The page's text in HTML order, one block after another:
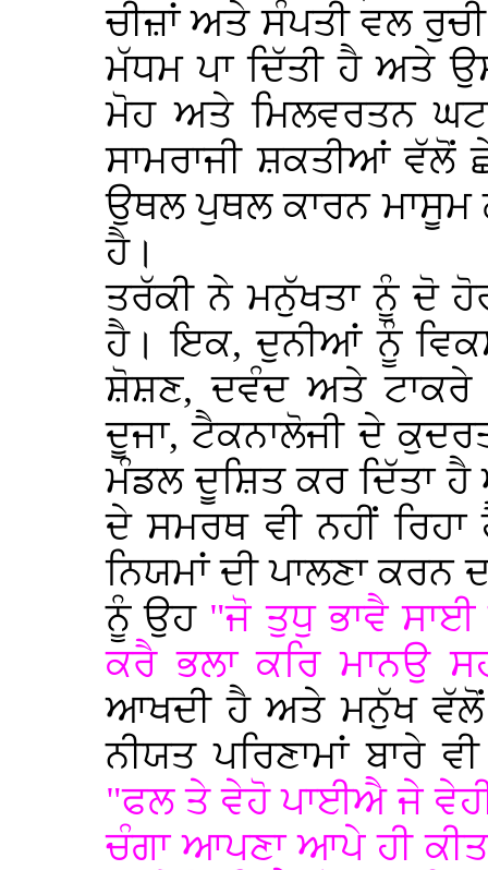
ਚੀਜ਼ਾਂ ਅਤੇ ਸੰਪਤੀ ਵਲ
ਮੱਧਮ ਪਾ ਦਿੱਤੀ ਹੈ ਅਤੇ
ਮੋਹ ਅਤੇ ਮਿਲਵਰਤਨ
ਸਾਮਰਾਜੀ ਸ਼ਕਤੀਆਂ ਵੱਲੋਂ
ਉਥਲ ਪੁਥਲ ਕਾਰਨ ਮਾਸੂਮ
ਹੈ।
ਤਰੱਕੀ ਨੇ ਮਨੁੱਖਤਾ ਨੂੰ ਦੋ
ਹੈ। ਇਕ, ਦੁਨੀਆਂ ਨੂੰ
ਸ਼ੋਸ਼ਣ, ਦਵੰਦ ਅਤੇ ਟਾਕਰੇ
ਦੂਜਾ, ਟੈਕਨਾਲੋਜੀ ਦੇ
ਮੰਡਲ ਦੂਸ਼ਿਤ ਕਰ ਦਿੱਤਾ
ਦੇ ਸਮਰਥ ਵੀ ਨਹੀਂ
ਨਿਯਮਾਂ ਦੀ ਪਾਲਣਾ
ਨੂੰ ਉਹ "ਜੋ ਤੁਧੁ ਭਾਵੈ
ਕਰੈ ਭਲਾ ਕਰਿ ਮਾਨਉ
ਆਖਦੀ ਹੈ ਅਤੇ ਮਨੁੱਖ ਵੱਲੋਂ
ਨੀਯਤ ਪਰਿਣਾਮਾਂ ਬਾਰੇ
"ਫਲ ਤੇ ਵੇਹੋ ਪਾਈਐ ਜੇ
ਚੰਗਾ ਆਪਣਾ ਆਪੇ ਹੀ